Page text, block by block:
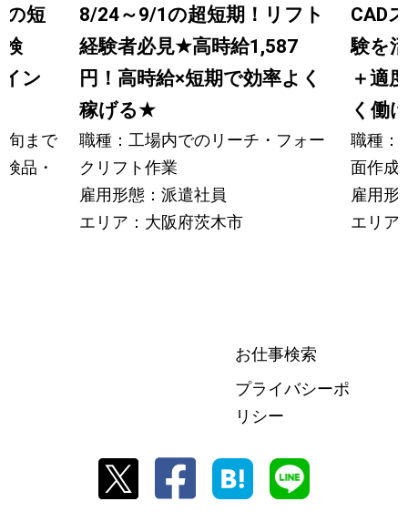
の短
ン
旬まで
品・
8/24～9/1の超短期！リフト
経験者必見★高時給1,587
円！高時給×短期で効率よく
稼げる★
職種：工場内でのリーチ・フォー
クリフト作業
雇用形態：派遣社員
エリア：大阪府茨木市
CAD
験を
＋適
く働
職種：
面作成
雇用形
エリア
お仕事検索
プライバシーポ
リシー